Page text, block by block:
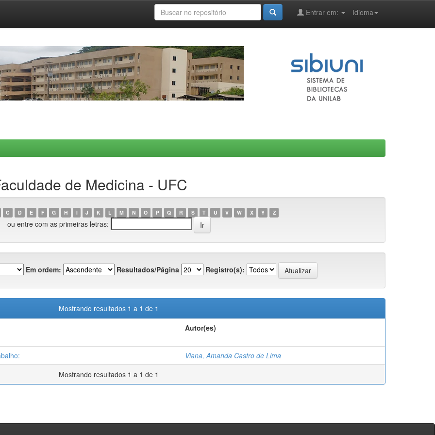
Idioma
Entrar em:
de Medicina - UFC
C D E F G H I J K L M N O P Q R S T U V W X Y Z
ou entre com as primeiras letras:
Em ordem: Resultados/Página Registro(s):
Mostrando resultados 1 a 1 de 1
Autor(es)
Viana, Amanda Castro de Lima
Mostrando resultados 1 a 1 de 1